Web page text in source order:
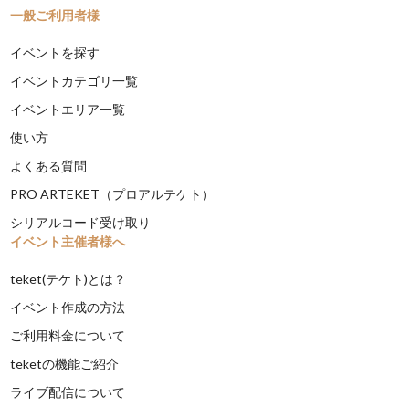
一般ご利用者様
イベントを探す
イベントカテゴリ一覧
イベントエリア一覧
使い方
よくある質問
PRO ARTEKET（プロアルテケト）
シリアルコード受け取り
イベント主催者様へ
teket(テケト)とは？
イベント作成の方法
ご利用料金について
teketの機能ご紹介
ライブ配信について